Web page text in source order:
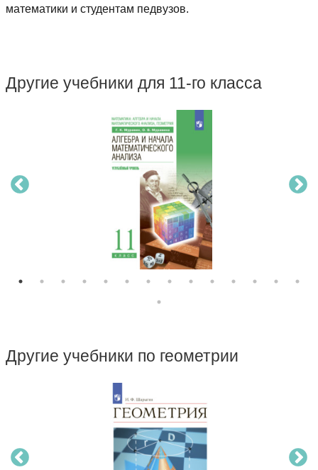
математики и студентам педвузов.
Другие учебники для 11-го класса
Другие учебники по геометрии